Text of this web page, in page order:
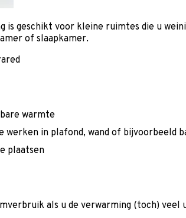
is geschikt voor kleine ruimtes die u
of slaapkamer.
warmte
werken in plafond, wand of bijvoorbeeld
plaatsen
als u de verwarming (toch) veel